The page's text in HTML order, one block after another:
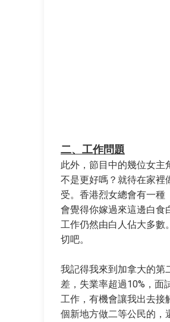
二、工作問題
此外，節目中的幾位女主
不是更好嗎？就待在家裡
受。香港烈女總會有一種
會覺得你嫁過來這邊白食
工作仍然由白人佔大多數
切吧。
我記得我來到加拿大的第
差，失業率超過10%，面
工作，有機會讓我出去接
個新地方做二等公民的，